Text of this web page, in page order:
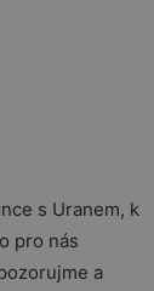
s Uranem, k
pro nás
a